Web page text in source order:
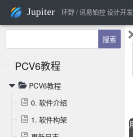
Jupiter 环野 / 讯易铂控 设计开发